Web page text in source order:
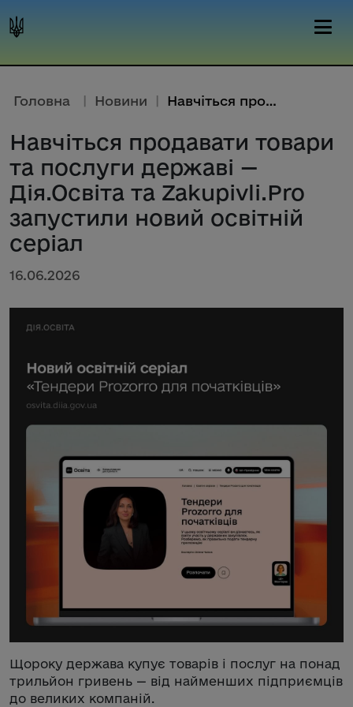
Головна | Новини | Навчіться продавати товари та ...
Навчіться продавати товари
та послуги державі —
Дія.Освіта та Zakupivli.Pro
запустили новий освітній
серіал
16.06.2026
Щороку держава купує товарів і послуг на понад
трильйон гривень — від найменших підприємців
до великих компаній.